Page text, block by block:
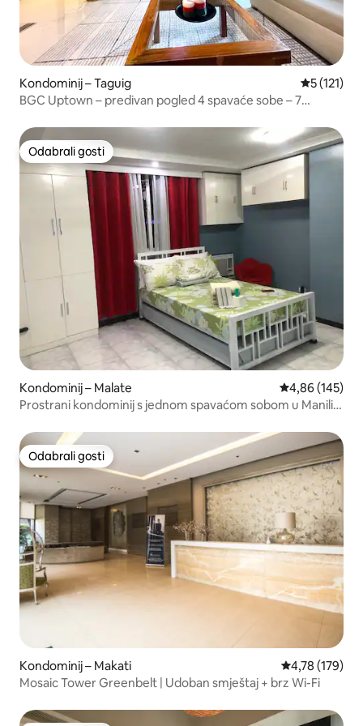
Kondominij – Taguig Prosječna
5 (121)
BGC Uptown – predivan pogled 4 spavaće sobe – 7
Odabrali gosti
Odabrali gosti
Kondominij – Malate Prosječna
4,86 (145)
Prostrani kondominij s jednom spavaćom sobom u Manili s
Odabrali gosti
Odabrali gosti
Kondominij – Makati Prosječna
4,78 (179)
Mosaic Tower Greenbelt | Udoban smještaj + brz Wi-Fi